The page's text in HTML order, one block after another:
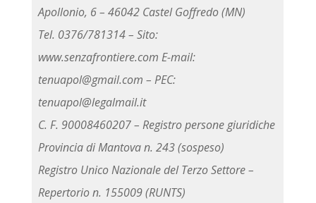
Apollonio, 6 – 46042 Castel Goffredo (MN)
Tel. 0376/781314 – Sito:
www.senzafrontiere.com E-mail:
tenuapol@gmail.com – PEC:
tenuapol@legalmail.it
C. F. 90008460207 – Registro persone giuridiche
Provincia di Mantova n. 243 (sospeso)
Registro Unico Nazionale del Terzo Settore –
Repertorio n. 155009 (RUNTS)